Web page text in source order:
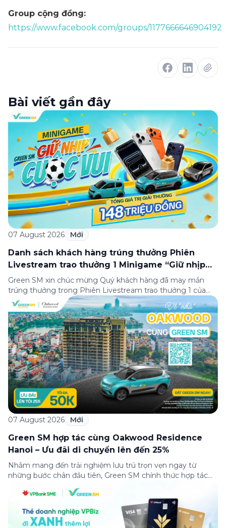
Group cộng đồng:
https://www.facebook.com/groups/1177666646904192
Bài viết gần đây
07 August 2026 Mới
Danh sách khách hàng trúng thưởng Phiên
Livestream trao thưởng 1 Minigame “Giữ nhịp
cuộc vui”
Green SM xin chúc mừng Quý khách hàng đã may mắn
trúng thưởng trong Phiên Livestream trao thưởng 1 của
Minigame “Giữ nhịp cuộc vui”, được phát sóng trực tiếp
trên Fanpage và TikTok Green SM từ 20:00 – 21:00 ngày
04/08/2026. Phiên livestream đã diễn ra công khai với sự
theo dõi của đông […]
07 August 2026 Mới
Green SM hợp tác cùng Oakwood Residence
Hanoi – Ưu đãi di chuyển lên đến 25%
Nhằm mang đến trải nghiệm lưu trú trọn vẹn ngay từ
những bước chân đầu tiên, Green SM chính thức hợp tác
đãi di chuyển dành riêng cho khách hàng có điểm đi hoặc
điểm đến tại khu căn hộ dịch vụ này. Tọa lạc trong […]